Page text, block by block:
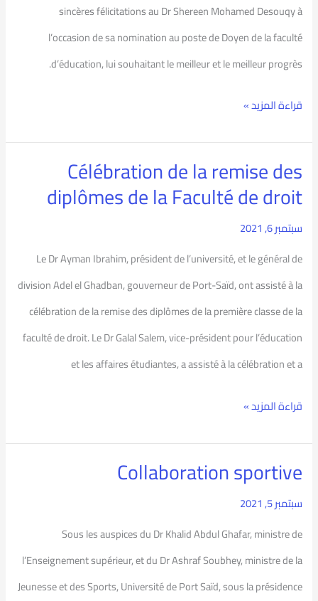
sincères félicitations au Dr Shereen Mohamed Desouqy à
l’occasion de sa nomination au poste de Doyen de la faculté
d’éducation, lui souhaitant le meilleur et le meilleur progrès.
قراءة المزيد »
Célébration de la remise des
diplômes de la Faculté de droit
سبتمبر 6, 2021
Le Dr Ayman Ibrahim, président de l’université, et le général de
division Adel el Ghadban, gouverneur de Port-Saïd, ont assisté à la
célébration de la remise des diplômes de la première classe de la
faculté de droit. Le Dr Galal Salem, vice-président pour l’éducation
et les affaires étudiantes, a assisté à la célébration et a
Célébration
de
la
remise
des
diplômes
de
قراءة المزيد »
Collaboration sportive
سبتمبر 5, 2021
Sous les auspices du Dr Khalid Abdul Ghafar, ministre de
l’Enseignement supérieur, et du Dr Ashraf Soubhey, ministre de la
Jeunesse et des Sports, Université de Port Saïd, sous la présidence
Collaboration
sportive